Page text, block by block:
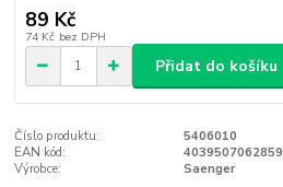
89 Kč
74 Kč bez DPH
Přidat do košíku
Číslo produktu:
5406010
EAN kód:
4039507062859
Výrobce:
Saenger